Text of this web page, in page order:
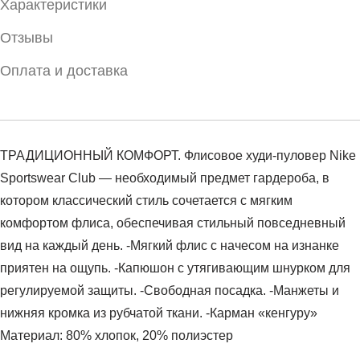
Характеристики
Отзывы
Оплата и доставка
ТРАДИЦИОННЫЙ КОМФОРТ. Флисовое худи-пуловер Nike
Sportswear Club — необходимый предмет гардероба, в
котором классический стиль сочетается с мягким
комфортом флиса, обеспечивая стильный повседневный
вид на каждый день. -Мягкий флис с начесом на изнанке
приятен на ощупь. -Капюшон с утягивающим шнурком для
регулируемой защиты. -Свободная посадка. -Манжеты и
нижняя кромка из рубчатой ткани. -Карман «кенгуру»
Материал: 80% хлопок, 20% полиэстер